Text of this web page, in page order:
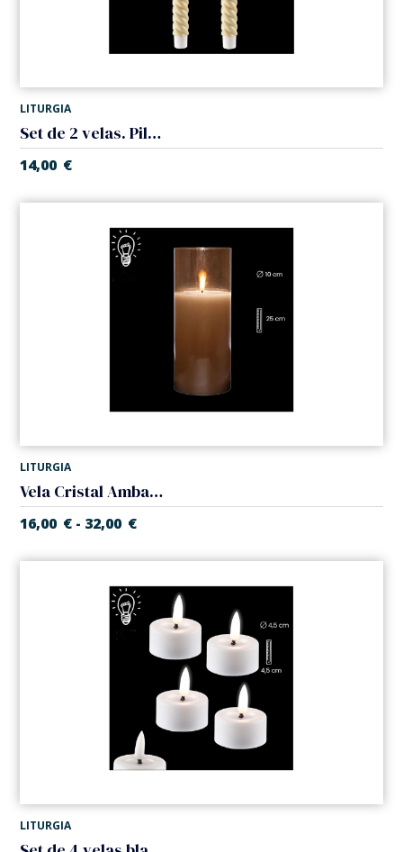
LITURGIA
Set de 2 velas. Pilas
14,00 €
LITURGIA
Vela Cristal Ambar. Pilas
16,00 € - 32,00 €
LITURGIA